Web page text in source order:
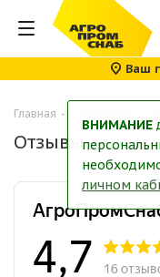
Ваш
Главная -
Отзывы
ВНИМАНИЕ
личном